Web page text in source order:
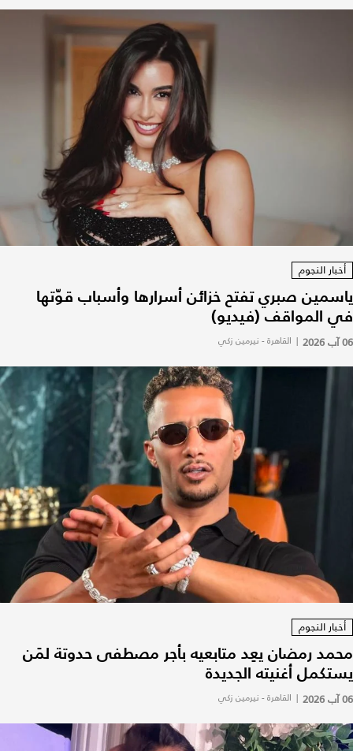
أخبار النجوم
ياسمين صبري تفتح خزائن أسرارها وأسباب قوّتها
في المواقف (فيديو)
06 آب 2026 | القاهرة - نيرمين زكي
أخبار النجوم
محمد رمضان يعِد متابعيه بأجر مصطفى حدوتة لمَن
يستكمل أغنيته الجديدة
06 آب 2026 | القاهرة - نيرمين زكي